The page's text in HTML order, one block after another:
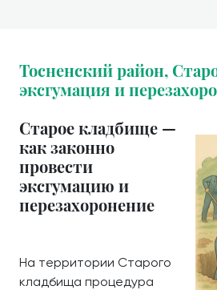
Тосненский район,
эксгумация и
Старое кладбище —
как законно
провести
эксгумацию и
перезахоронение
На территории Старого
кладбища процедура